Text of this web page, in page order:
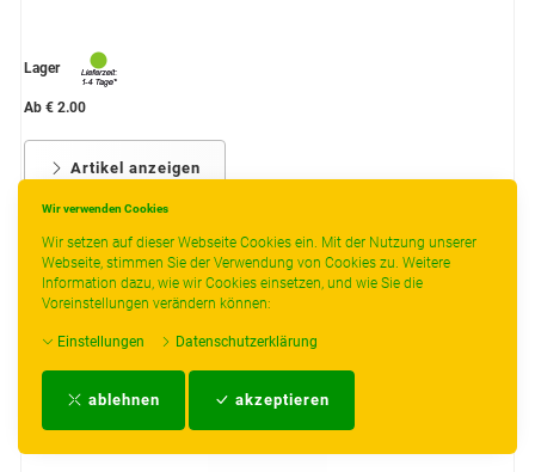
Wir verwenden Cookies
Wir setzen auf dieser Webseite Cookies ein. Mit der Nutzung unserer
Webseite, stimmen Sie der Verwendung von Cookies zu. Weitere
Information dazu, wie wir Cookies einsetzen, und wie Sie die
Voreinstellungen verändern können:
Einstellungen Datenschutzerklärung
ablehnen akzeptieren
Lager
Ab € 2.00
Artikel anzeigen